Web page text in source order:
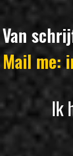
Ik
Mail me:
Van